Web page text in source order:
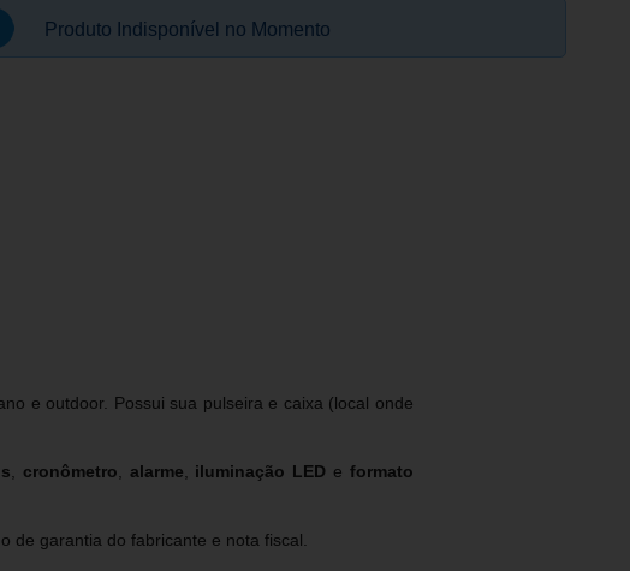
Produto Indisponível no Momento
e outdoor. Possui sua pulseira e caixa (local onde
, cronômetro, alarme, iluminação LED eformato
de garantia do fabricante e nota fiscal.